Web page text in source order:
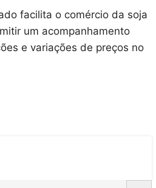
facilita o comércio da soja
um acompanhamento
e variações de preços no